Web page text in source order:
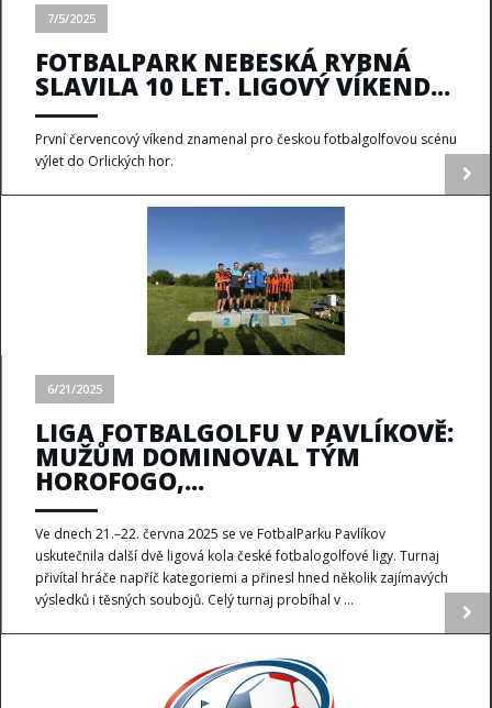
7/5/2025
FOTBALPARK NEBESKÁ RYBNÁ
SLAVILA 10 LET. LIGOVÝ VÍKEND...
První červencový víkend znamenal pro českou fotbalgolfovou scénu
výlet do Orlických hor.
6/21/2025
LIGA FOTBALGOLFU V PAVLÍKOVĚ:
MUŽŮM DOMINOVAL TÝM
HOROFOGO,...
Ve dnech 21.–22. června 2025 se ve FotbalParku Pavlíkov
uskutečnila další dvě ligová kola české fotbalogolfové ligy. Turnaj
přivítal hráče napříč kategoriemi a přinesl hned několik zajímavých
výsledků i těsných soubojů. Celý turnaj probíhal v ...